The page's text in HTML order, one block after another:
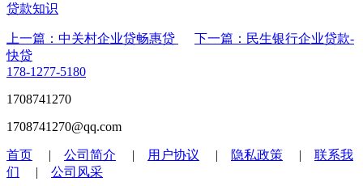
贷款知识
上一篇：中关村企业贷畅惠贷
下一篇：民生银行企业贷款-
快贷
178-1277-5180
1708741270
1708741270@qq.com
首页 | 公司简介 | 用户协议 | 隐私政策 | 联系我
们 | 公司风采